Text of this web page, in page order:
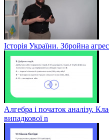
Історія України. Збройна
Алгебра і початок аналізу.
випадкової n